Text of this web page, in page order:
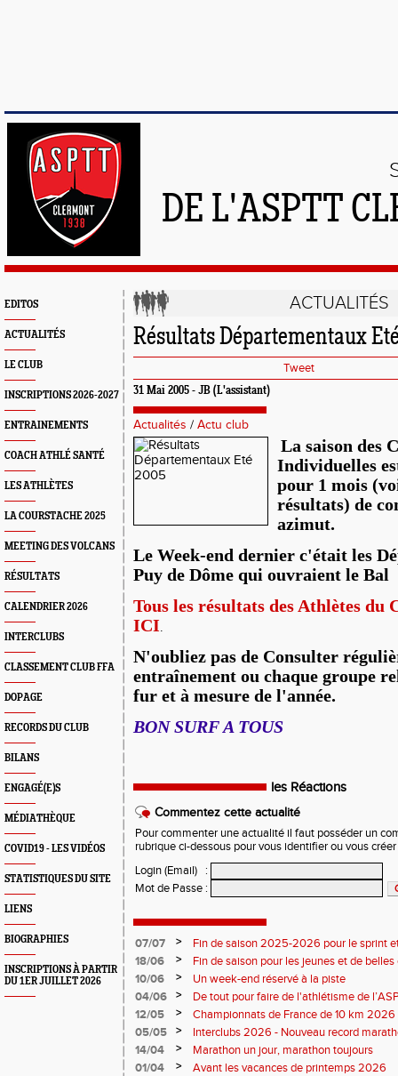
DE L'ASPTT
EDITOS
ACTUALITÉS
LE CLUB
INSCRIPTIONS 2026-2027
ENTRAINEMENTS
COACH ATHLÉ SANTÉ
LES ATHLÈTES
LA COURSTACHE 2025
MEETING DES VOLCANS
RÉSULTATS
CALENDRIER 2026
INTERCLUBS
CLASSEMENT CLUB FFA
DOPAGE
RECORDS DU CLUB
BILANS
ENGAGÉ(E)S
MÉDIATHÈQUE
COVID19 - LES VIDÉOS
STATISTIQUES DU SITE
LIENS
BIOGRAPHIES
INSCRIPTIONS À PARTIR
DU 1ER JUILLET 2026
ACTUALITÉS
Résultats Départementaux
Tweet
31 Mai 2005 - JB (L'assistant)
Actualités / Actu club
La saison des
Individuelles
pour 1 mois
résultats) de
azimut.
Le Week-end dernier c'était les
Puy de Dôme qui ouvraient le Bal
Tous les résultats des Athlètes du
ICI.
N'oubliez pas de Consulter
entraînement ou chaque groupe
fur et à mesure de l'année.
BON SURF A TOUS
les Réactions
Commentez cette actualité
Pour commenter une actualité il faut posséder un
rubrique ci-dessous pour vous identifier ou vous
Login (Email)
:
Mot de Passe :
07/07 >
Fin de saison 2025-2026 pour le sprint
18/06
>
Fin de saison pour les jeunes et de
10/06
>
Un week-end réservé à la piste
04/06
>
De tout pour faire de l'athlétisme de
monde souriant
12/05 >
Championnats de France de 10 km
Soirées piste
05/05 >
Interclubs 2026 - Nouveau record
résultats
14/04 >
Marathon un jour, marathon toujours
01/04
>
Avant les vacances de printemps 2026